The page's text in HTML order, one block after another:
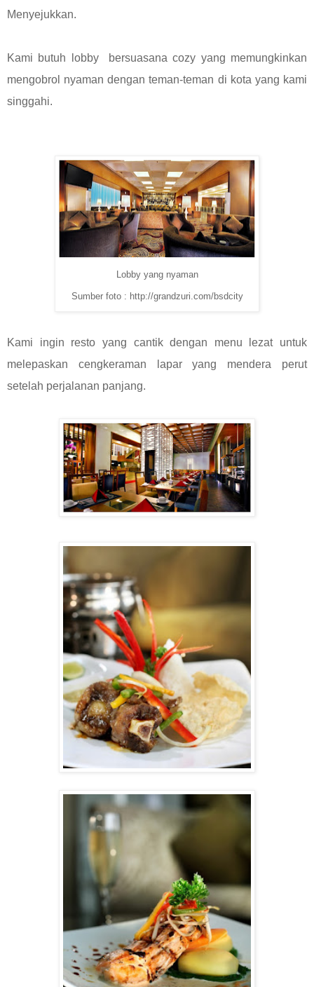
Menyejukkan.
Kami butuh
lobby bersuasana cozy yang memungkinkan
mengobrol nyaman dengan teman-teman di kota yang kami
singgahi.
Lobby yang nyaman
Sumber foto : http://grandzuri.com/bsdcity
Kami ingin resto yang cantik dengan menu lezat untuk
melepaskan cengkeraman lapar yang mendera perut
setelah perjalanan panjang.